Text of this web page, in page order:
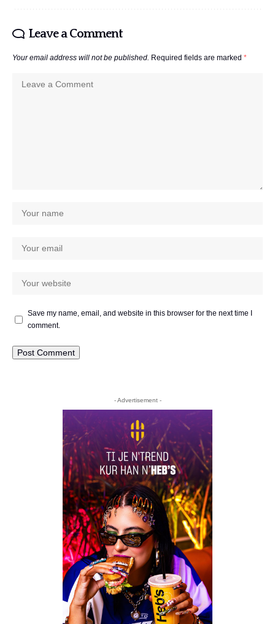
Leave a Comment
Your email address will not be published. Required fields are marked *
Save my name, email, and website in this browser for the next time I
comment.
- Advertisement -